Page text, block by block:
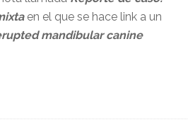
en el que se hace link a un
mandibular canine